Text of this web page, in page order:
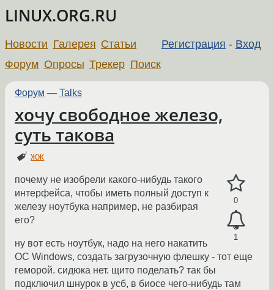
LINUX.ORG.RU
Регистрация - Вход
Новости Галерея Статьи
Форум Опросы Трекер Поиск
Форум — Talks
хочу свободное железо,
суть такова
жж
0
1
почему не изобрели какого-нибудь такого
интерфейса, чтобы иметь полный доступ к
железу ноутбука например, не разбирая
его?
ну вот есть ноутбук, надо на него накатить
ОС Windows, создать загрузочную флешку - тот еще
геморой. сидюка нет. щито поделать? так бы
подключил шнурок в усб, в биосе чего-нибудь там